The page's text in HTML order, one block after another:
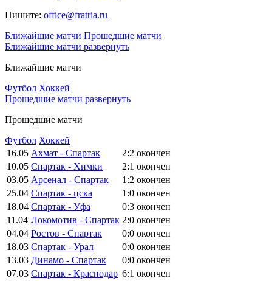
Пишите: office@fratria.ru
Ближайшие матчи Прошедшие матчи
Ближайшие матчи развернуть
Ближайшие матчи
Футбол Хоккей
Прошедшие матчи развернуть
Прошедшие матчи
Футбол Хоккей
16.05 Ахмат - Спартак 2:2 окончен
10.05 Спартак - Химки 2:1 окончен
03.05 Арсенал - Спартак 1:2 окончен
25.04 Спартак - цска 1:0 окончен
18.04 Спартак - Уфа 0:3 окончен
11.04 Локомотив - Спартак 2:0 окончен
04.04 Ростов - Спартак 0:0 окончен
18.03 Спартак - Урал 0:0 окончен
13.03 Динамо - Спартак 0:0 окончен
07.03 Спартак - Краснодар 6:1 окончен